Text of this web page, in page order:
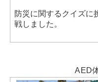
防災に関するクイズに
戦しました。
AED